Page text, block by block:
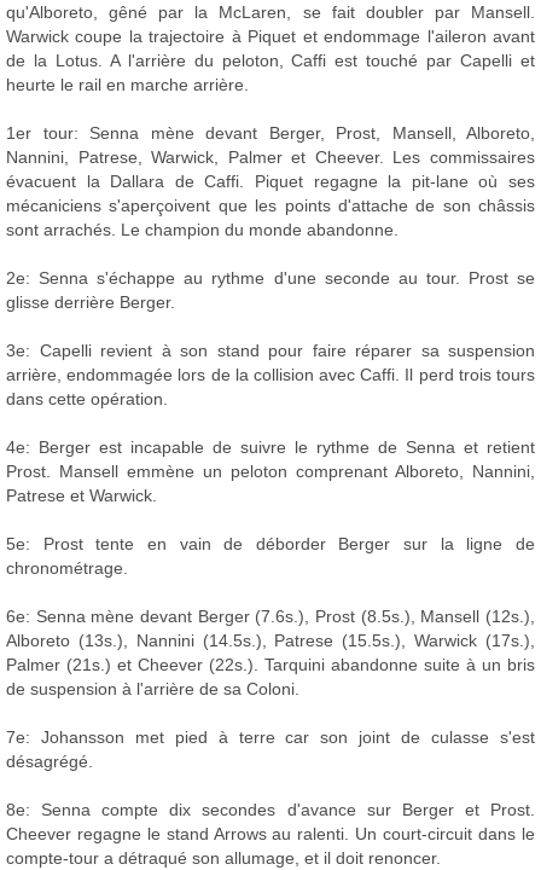
qu'Alboreto, gêné par la McLaren, se fait doubler par Mansell.
Warwick coupe la trajectoire à Piquet et endommage l'aileron avant
de la Lotus. A l'arrière du peloton, Caffi est touché par Capelli et
heurte le rail en marche arrière.
1er tour: Senna mène devant Berger, Prost, Mansell, Alboreto,
Nannini, Patrese, Warwick, Palmer et Cheever. Les commissaires
évacuent la Dallara de Caffi. Piquet regagne la pit-lane où ses
mécaniciens s'aperçoivent que les points d'attache de son châssis
sont arrachés. Le champion du monde abandonne.
2e: Senna s'échappe au rythme d'une seconde au tour. Prost se
glisse derrière Berger.
3e: Capelli revient à son stand pour faire réparer sa suspension
arrière, endommagée lors de la collision avec Caffi. Il perd trois tours
dans cette opération.
4e: Berger est incapable de suivre le rythme de Senna et retient
Prost. Mansell emmène un peloton comprenant Alboreto, Nannini,
Patrese et Warwick.
5e: Prost tente en vain de déborder Berger sur la ligne de
chronométrage.
6e: Senna mène devant Berger (7.6s.), Prost (8.5s.), Mansell (12s.),
Alboreto (13s.), Nannini (14.5s.), Patrese (15.5s.), Warwick (17s.),
Palmer (21s.) et Cheever (22s.). Tarquini abandonne suite à un bris
de suspension à l'arrière de sa Coloni.
7e: Johansson met pied à terre car son joint de culasse s'est
désagrégé.
8e: Senna compte dix secondes d'avance sur Berger et Prost.
Cheever regagne le stand Arrows au ralenti. Un court-circuit dans le
compte-tour a détraqué son allumage, et il doit renoncer.